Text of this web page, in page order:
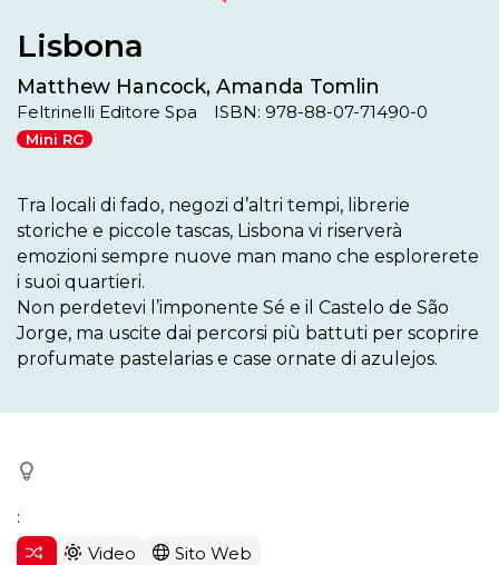
Lisbona
Matthew Hancock, Amanda Tomlin
Feltrinelli Editore Spa ISBN: 978-88-07-71490-0
Mini RG
Tra locali di fado, negozi d’altri tempi, librerie
storiche e piccole tascas, Lisbona vi riserverà
emozioni sempre nuove man mano che esplorerete
i suoi quartieri.
Non perdetevi l’imponente Sé e il Castelo de São
Jorge, ma uscite dai percorsi più battuti per scoprire
profumate pastelarias e case ornate di azulejos.
:
Video
Sito Web